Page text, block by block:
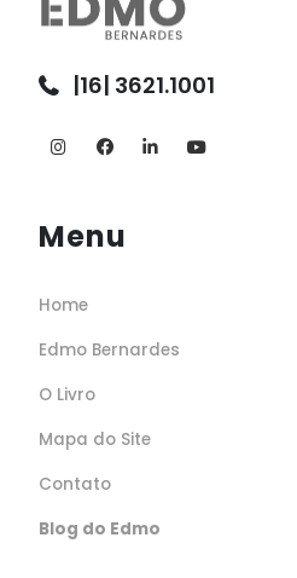
|16| 3621.1001
Menu
Home
Edmo Bernardes
O Livro
Mapa do Site
Contato
Blog do Edmo